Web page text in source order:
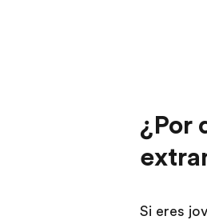
¿Por
Si eres